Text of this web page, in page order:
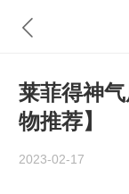
莱菲得神
物推荐】
2023-02-17